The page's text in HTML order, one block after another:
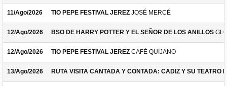
11/Ago/2026 TIO PEPE FESTIVAL JEREZ JOSÉ MERCÉ
12/Ago/2026 BSO DE HARRY POTTER Y EL SEÑOR DE LOS ANILLOS
12/Ago/2026 TIO PEPE FESTIVAL JEREZ CAFÉ QUIJANO
13/Ago/2026 RUTA VISITA CANTADA Y CONTADA: CADIZ Y SU TEATRO